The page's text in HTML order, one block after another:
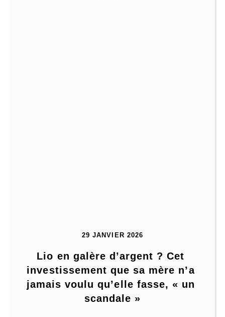
29 JANVIER 2026
Lio en galère d’argent ? Cet
investissement que sa mère n’a
jamais voulu qu’elle fasse, « un
scandale »